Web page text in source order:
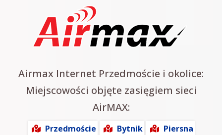
Airmax Internet Przedmoście i okolice:
Miejscowości objęte zasięgiem sieci
AirMAX:
Przedmoście Bytnik
Piersna